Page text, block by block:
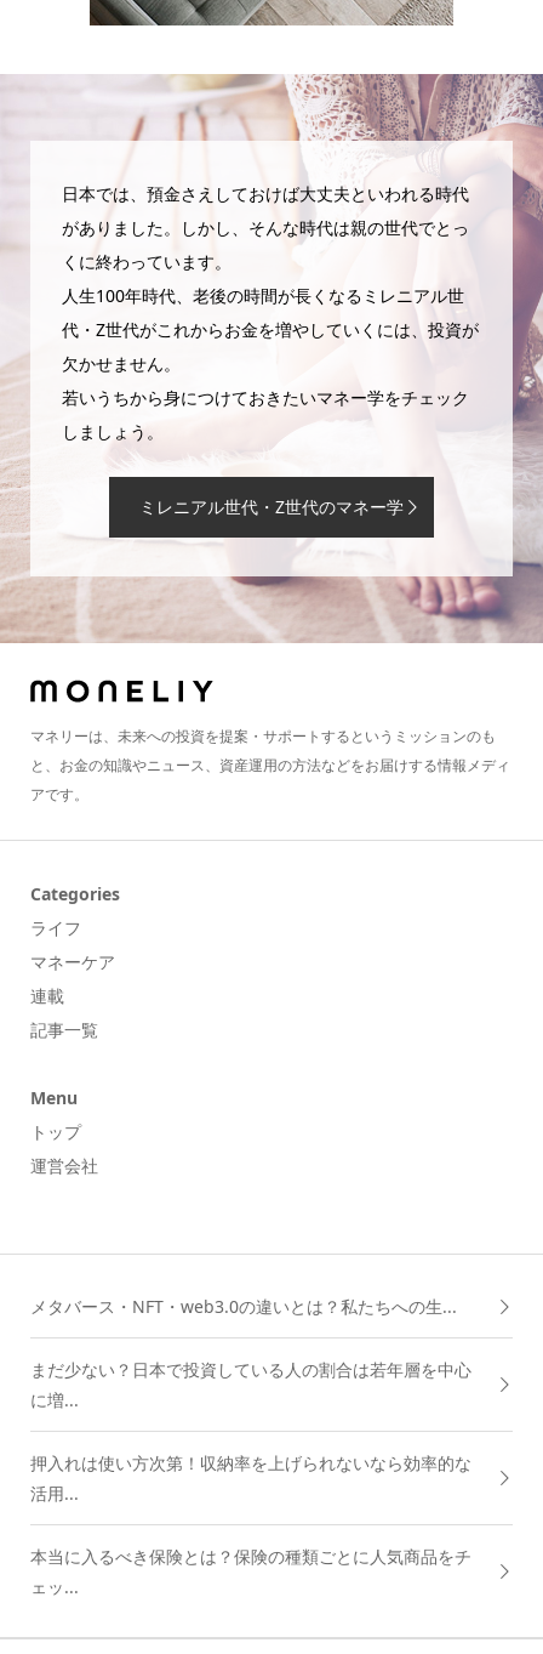
日本では、預金さえしておけば大丈夫といわれる時代
がありました。しかし、そんな時代は親の世代でとっ
くに終わっています。
人生100年時代、老後の時間が長くなるミレニアル世
代・Z世代がこれからお金を増やしていくには、投資が
欠かせません。
若いうちから身につけておきたいマネー学をチェック
しましょう。
ミレニアル世代・Z世代のマネー学
マネリーは、未来への投資を提案・サポートするというミッションのも
と、お金の知識やニュース、資産運用の方法などをお届けする情報メディ
アです。
Categories
ライフ
マネーケア
連載
記事一覧
Menu
トップ
運営会社
メタバース・NFT・web3.0の違いとは？私たちへの生...
まだ少ない？日本で投資している人の割合は若年層を中心
に増...
押入れは使い方次第！収納率を上げられないなら効率的な
活用...
本当に入るべき保険とは？保険の種類ごとに人気商品をチ
ェッ...